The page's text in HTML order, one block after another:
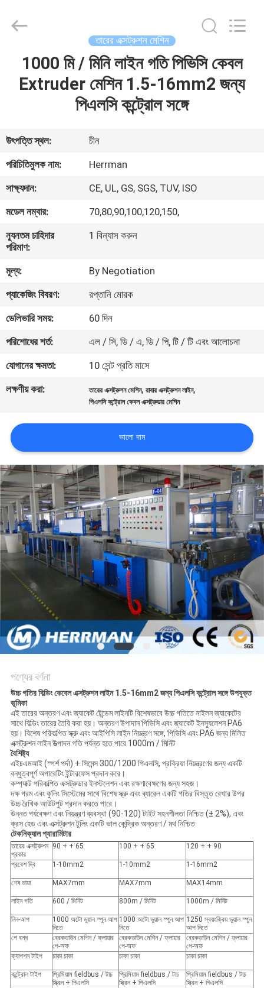
আমাদের
সম্পর্কে
কারখানা
ভ্রমণ
নিয়ন্ত্রণ
যোগাযোগ
করুন
খবর
জন্য
আবেদন
সাইট
ম্যাপ
PRIVACY
POLICY
Rights
Reserved.
তারের এক্সট্রুশন মেশিন
1000 মি / মিনি লাইন গতি পিভিসি কেবল
Extruder মেশিন 1.5-16mm2 জন্য
পিএলসি কন্ট্রোল সঙ্গে
উৎপত্তি স্থল:
চীন
পরিচিতিমুলক নাম:
Herrman
সাক্ষ্যদান:
CE, UL, GS, SGS, TUV, ISO
মডেল নম্বার:
70,80,90,100,120,150,
ন্যূনতম চাহিদার
পরিমাণ:
1 বিন্যাস করুন
মূল্য:
By Negotiation
প্যাকেজিং বিবরণ:
রপ্তানি মোরক
ডেলিভারি সময়:
60 দিন
পরিশোধের শর্ত:
এল / সি, ডি / এ, ডি / পি, টি / টি এবং আলোচনা
যোগানের ক্ষমতা:
10 সেন্ট প্রতি মাসে
লক্ষণীয় করা:
তারের এক্সট্রুশন মেশিন,রাবার এক্সট্রুশন লাইন,
পিএলসি কন্ট্রোল কেবল এক্সট্রুডার মেশিন
ভালো দাম
পণ্যের বর্ণনা
উচ্চ গতির বিল্ডিং কেবেল এক্সট্রুশন লাইন 1.5-16mm2 জন্য পিএলসি কন্ট্রোল সঙ্গে উপযুক্ত
ভূমিকা
এই তারের অন্তরণ এবং জ্যাকেট টেন্ডেম লাইনটি বিশেষভাবে উচ্চ গতিতে নাইলন জ্যাকেটের
সাথে বিল্ডিং তারের তৈরি করা হয়। অন্তরণ উপাদান পিভিসি এবং জ্যাকেট ইনস্যুলেশন PA6
হয়। বিশেষ পরিকল্পিত স্ক্রু এবং আইপিসি লাইন নিয়ন্ত্রণ সঙ্গে, পিভিসি এবং PA6 জন্য মিলিত
এক্সট্রুশন লাইন উত্পাদন গতি পর্যন্ত হতে পারে 1000m / মিনিট
বৈশিষ্ট্য
এইচএমআই (স্পর্শ পর্দা) + সিমেন্স 300/1200 পিএলসি, প্রক্রিয়া নিয়ন্ত্রণের জন্য একটি
বন্ধুত্বপূর্ণ অপারেটিং ইন্টারফেস প্রদান করে।
কম্প্যাক্ট পরিকল্পিত এক্সট্রুডার ইনস্টলেশন এবং রক্ষণাবেক্ষণের জন্য সহজ।
দক্ষ গরম এবং কুলিং সিস্টেমের সাথে বিশেষ স্ক্রু এবং ব্যারেল একটি গতির বিস্তৃত রেখার উপর
উচ্চ রৈখিক আউটপুট প্রদান করতে পারে।
উন্নত পর্যবেক্ষণ এবং নিয়ন্ত্রণ ব্যবস্থা (90-120) টাইট সহনশীলতা নিশ্চিত (± 2%), এবং
ক্রস হেড এবং এক্সট্রুশন টুলিং একটি ভাল কেন্দ্রিক অন্তরণ / মথ নিশ্চিত
টেকনিক্যাল প্যারামিটার
তারের এক্সট্রুশন
প্রকার
90 + + 65 100 + + 65 120 + + 90
প্রবেশ দ্বি 1-10mm2 1-10mm2 1-16mm2
শেষ ডায়া MAX7mm MAX7mm MAX14mm
লাইন গতি 600 / মিনিট 800m / মিনিট 1000m / মিনিট
নিন-আপ
1000 অটো ডুয়াল স্পুন আপ
নিতে
1000 অটো ডুয়াল স্পুন আপ
নিতে
1250 স্বয়ংক্রিয় ডুয়াল স্পুন
আপ নিতে
পে বন্ধ
ব্রেকডাউন মেশিন / ফ্লায়ার
পে-অফ
ব্রেকডাউন মেশিন / ফ্লায়ার
পে-অফ
ব্রেকডাউন মেশিন / ফ্লায়ার
পে-অফ
ক্যাপশন টাইপ
চাকা চাকা চাকা চাকা চাকা চাকা
কন্ট্রোল টাইপ
প্রিমিয়াম fieldbus / টাচ
স্ক্রিন + পিএলসি
প্রিমিয়াম fieldbus / টাচ
স্ক্রিন + পিএলসি
প্রিমিয়াম fieldbus / টাচ
স্ক্রিন + পিএলসি